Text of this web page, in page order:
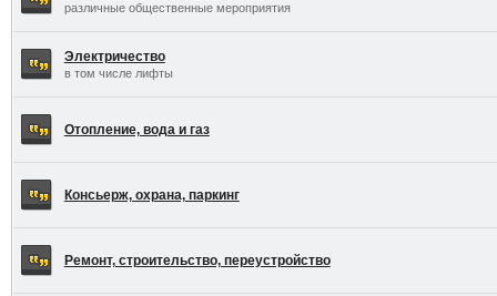
различные общественные мероприятия
Электричество
в том числе лифты
Отопление, вода и газ
Консьерж, охрана, паркинг
Ремонт, строительство, переустройство